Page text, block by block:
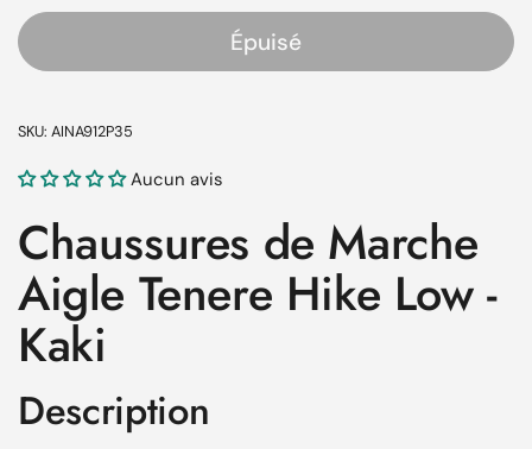
Épuisé
SKU: AINA912P35
Aucun avis
Chaussures de Marche
Aigle Tenere Hike Low -
Kaki
Description